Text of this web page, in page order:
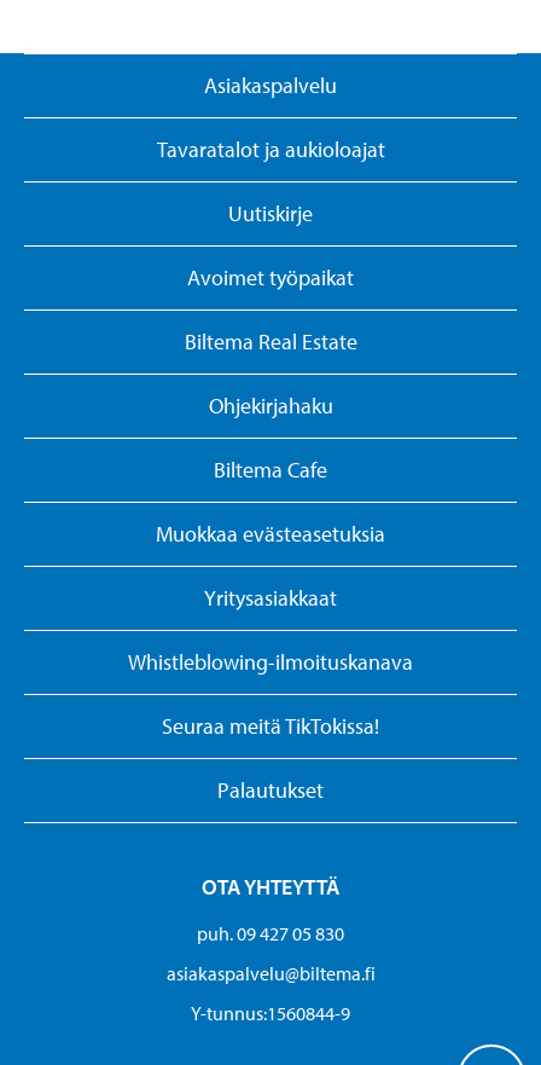
Asiakaspalvelu
Tavaratalot ja aukioloajat
Uutiskirje
Avoimet työpaikat
Biltema Real Estate
Ohjekirjahaku
Biltema Cafe
Muokkaa evästeasetuksia
Yritysasiakkaat
Whistleblowing-ilmoituskanava
Seuraa meitä TikTokissa!
Palautukset
OTA YHTEYTTÄ
puh. 09 427 05 830
asiakaspalvelu@biltema.fi
Y-tunnus:1560844-9